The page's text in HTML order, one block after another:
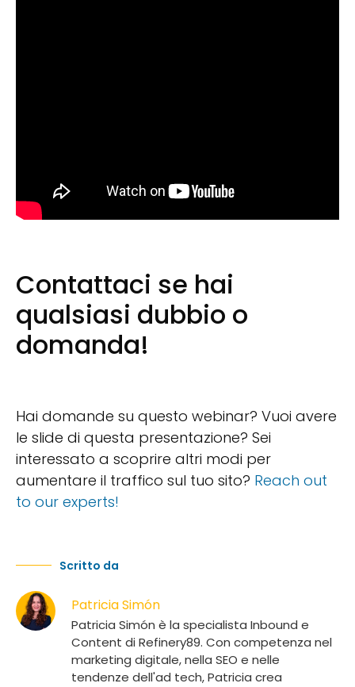
Contattaci se hai
qualsiasi dubbio o
domanda!
Hai domande su questo webinar? Vuoi avere
le slide di questa presentazione? Sei
interessato a scoprire altri modi per
aumentare il traffico sul tuo sito? Reach out
to our experts!
Scritto da
Patricia Simón
Patricia Simón è la specialista Inbound e
Content di Refinery89. Con competenza nel
marketing digitale, nella SEO e nelle
tendenze dell'ad tech, Patricia crea